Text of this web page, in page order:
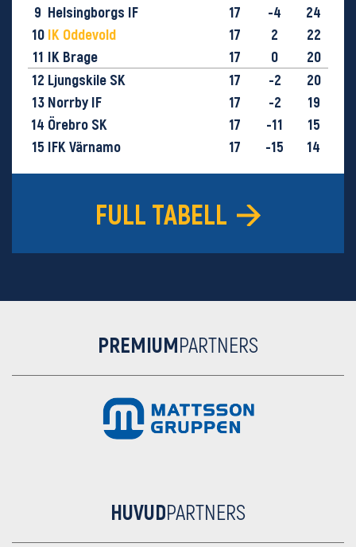
9 Helsingborgs IF 17 -4
24
10 IK Oddevold 17 2
22
11 IK Brage 17 0
20
12 Ljungskile SK 17 -2
20
13 Norrby IF 17 -2
19
14 Örebro SK 17 -11
15
15 IFK Värnamo 17 -15
14
FULL TABELL
PREMIUMPARTNERS
HUVUDPARTNERS